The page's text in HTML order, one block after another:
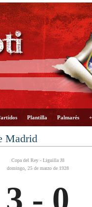
Plantilla Palmarés
Madrid
Copa del Rey - Liguilla J8
domingo, 25 de marzo de 1928
3 - 0